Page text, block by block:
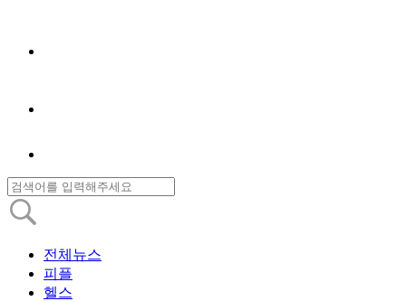
전체뉴스
피플
헬스